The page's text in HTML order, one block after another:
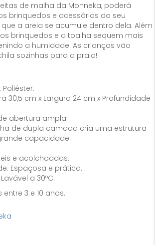
de malha da Monnëka, poderá
brinquedos e acessórios do seu
a areia se acumule dentro dela. Além
brinquedos e a toalha sequem mais
a humidade. As crianças vão
sozinhas para a praia!
30,5 cm x Largura 24 cm x Profundidade
abertura ampla.
de dupla camada cria uma estrutura
capacidade.
e acolchoadas.
Espaçosa e prática.
a 30ºC.
3 e 10 anos.